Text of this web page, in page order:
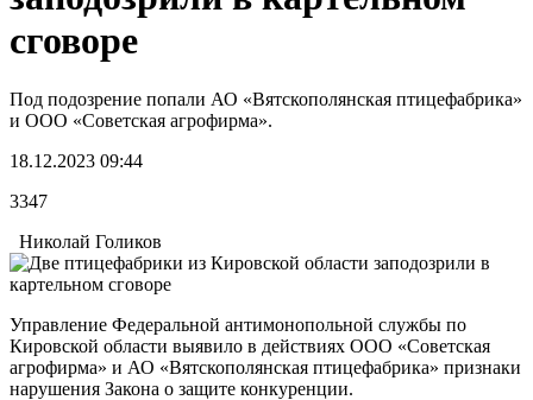
сговоре
Под подозрение попали АО «Вятскополянская птицефабрика»
и ООО «Советская агрофирма».
18.12.2023 09:44
3347
Николай Голиков
Управление Федеральной антимонопольной службы по
Кировской области выявило в действиях ООО «Советская
агрофирма» и АО «Вятскополянская птицефабрика» признаки
нарушения Закона о защите конкуренции.